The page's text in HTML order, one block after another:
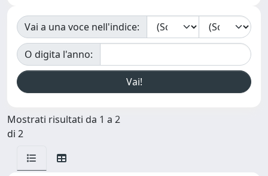
Vai a una voce nell'indice:
O digita l'anno:
Mostrati risultati da 1 a 2
di 2